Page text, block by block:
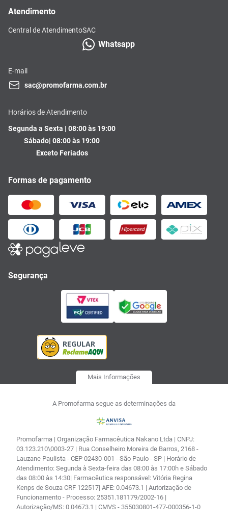
Atendimento
Central de AtendimentoSAC
Whatsapp
E-mail
sac@promofarma.com.br
Horários de Atendimento
Segunda a Sexta | 08:00 às 19:00
Sábado| 08:00 às 19:00
Exceto Feriados
Formas de pagamento
Segurança
Mais Informações
A Promofarma segue as determinações da
Promofarma | Organização Farmacêutica Nakano Ltda | CNPJ:
03.123.210\0003-27 | Rua Conselheiro Moreira de Barros, 2168 -
Lauzane Paulista - CEP 02430-001 - São Paulo - SP | Horário de
Atendimento: Segunda à Sexta-feira das 08:00 às 17:00h e Sábado
das 08:00 às 14:30| Farmacêutica responsável: Vitória Regina
Kenps de Souza CRF 122517| AFE: 0.04673.1 | Autorização de
Funcionamento - Processo: 25351.181179/2002-16 |
Autorização/MS: 0.04673.1 | CMVS - 355030801-477-000356-1-0